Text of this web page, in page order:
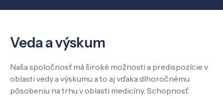
SK EN
Veda a výskum
Naša spoločnosť má široké možnosti a predispozície v
oblasti vedy a výskumu a to aj vďaka dlhoročnému
pôsobeniu na trhu v oblasti medicíny. Schopnosť